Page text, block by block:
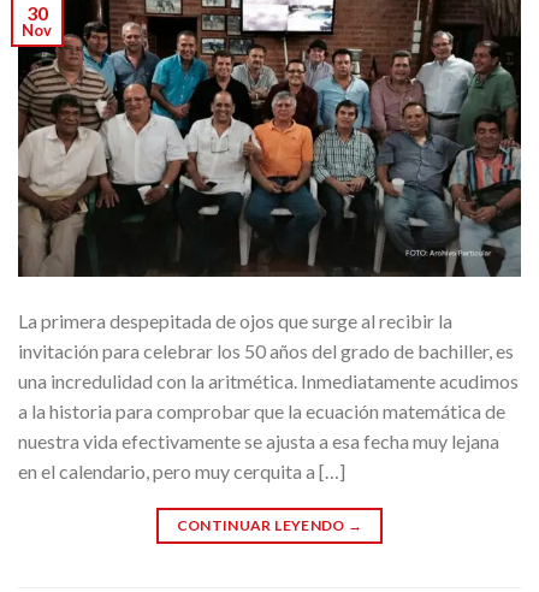
30
Nov
La primera despepitada de ojos que surge al recibir la
invitación para celebrar los 50 años del grado de bachiller, es
una incredulidad con la aritmética. Inmediatamente acudimos
a la historia para comprobar que la ecuación matemática de
nuestra vida efectivamente se ajusta a esa fecha muy lejana
en el calendario, pero muy cerquita a […]
CONTINUAR LEYENDO →